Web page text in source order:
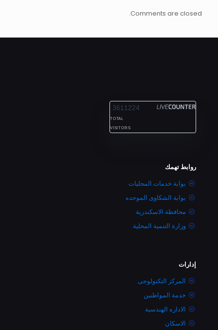
Comments are closed.
3611224
TOTAL
VISITORS
روابط تهمك
بوابة خدمات المحليات
بوابة الشكاوى الموحده
محافظة الاسكندرية
وزارة التنمية المحلية
إدارات
المركز التكنولوجى
خدمة المواطنين
الاداره الهندسية
الاسكان